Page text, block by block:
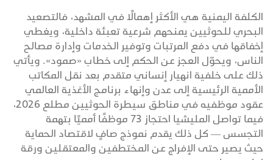
الكلفة اليمنية هي الأكثر إهمالًا في المشهد، فالتصعيد
البحري للحوثيين يمنحهم شرعية تعبئة داخلية، ويغطي
إخفاقها في دفع المرتبات وتوفير الخدمات وإدارة مصالح
الناس، ويحوّل العجز عن الحكم إلى خطاب «صمود». ويأتي
ذلك على خلفية انهيار إنساني متقدم بعد نقل المكاتب
الأممية الرئيسية إلى عدن وإنهاء برنامج الأغذية العالمي
عقود موظفيه في مناطق سيطرة الحوثيين مطلع 2026،
فيما تواصل المليشيا احتجاز 73 موظفًا أمميًا بتهمة
التجسس — كل ذلك يقدم نموذج صافٍ لاقتصاد الحماية
حيث يصير حتى الإفراج عن المختطفين والمعتقلين ورقة